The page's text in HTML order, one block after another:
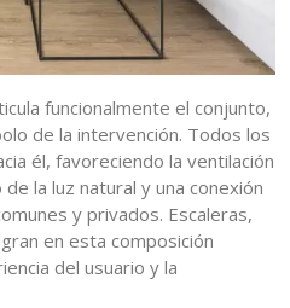
funcionalmente el conjunto,
de la intervención. Todos los
él, favoreciendo la ventilación
la luz natural y una conexión
y privados. Escaleras,
en esta composición
del usuario y la